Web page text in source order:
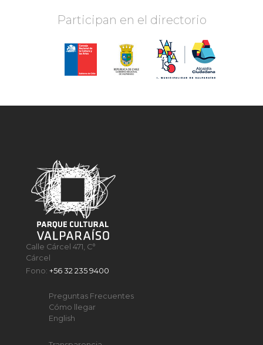
Participan en el directorio
Calle Cárcel 471, C°
Cárcel
Fono:+56 32 235 9400
Preguntas Frecuentes
Cómo llegar
English